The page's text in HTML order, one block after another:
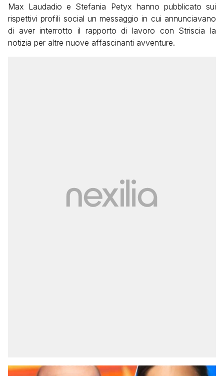
Max Laudadio e Stefania Petyx hanno pubblicato sui
rispettivi profili social un messaggio in cui annunciavano
di aver interrotto il rapporto di lavoro con Striscia la
notizia per altre nuove affascinanti avventure.